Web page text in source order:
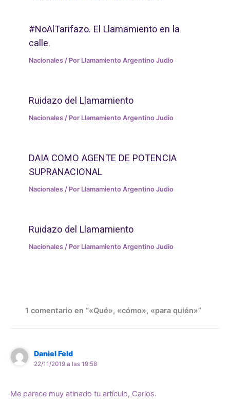
#NoAlTarifazo. El Llamamiento en la
calle.
Nacionales / Por Llamamiento Argentino Judio
Ruidazo del Llamamiento
Nacionales / Por Llamamiento Argentino Judio
DAIA COMO AGENTE DE POTENCIA
SUPRANACIONAL
Nacionales / Por Llamamiento Argentino Judio
Ruidazo del Llamamiento
Nacionales / Por Llamamiento Argentino Judio
1 comentario en “«Qué», «cómo», «para quién»”
Daniel Feld
22/11/2019 a las 19:58
Me parece muy atinado tu artículo, Carlos.